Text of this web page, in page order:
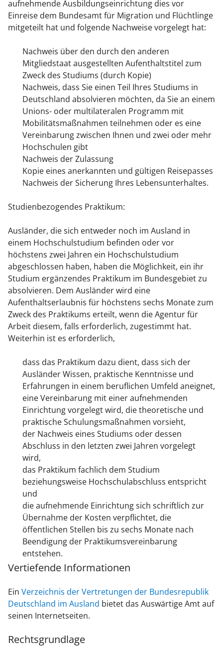
aufnehmende Ausbildungseinrichtung dies vor
Einreise dem Bundesamt für Migration und Flüchtlinge
mitgeteilt hat und folgende Nachweise vorgelegt hat:
Nachweis über den durch den anderen
Mitgliedstaat ausgestellten Aufenthaltstitel zum
Zweck des Studiums (durch Kopie)
Nachweis, dass Sie einen Teil Ihres Studiums in
Deutschland absolvieren möchten, da Sie an einem
Unions- oder multilateralen Programm mit
Mobilitätsmaßnahmen teilnehmen oder es eine
Vereinbarung zwischen Ihnen und zwei oder mehr
Hochschulen gibt
Nachweis der Zulassung
Kopie eines anerkannten und gültigen Reisepasses
Nachweis der Sicherung Ihres Lebensunterhaltes.
Studienbezogendes Praktikum:
Ausländer, die sich entweder noch im Ausland in
einem Hochschulstudium befinden oder vor
höchstens zwei Jahren ein Hochschulstudium
abgeschlossen haben, haben die Möglichkeit, ein ihr
Studium ergänzendes Praktikum im Bundesgebiet zu
absolvieren. Dem Ausländer wird eine
Aufenthaltserlaubnis für höchstens sechs Monate zum
Zweck des Praktikums erteilt, wenn die Agentur für
Arbeit diesem, falls erforderlich, zugestimmt hat.
Weiterhin ist es erforderlich,
dass das Praktikum dazu dient, dass sich der
Ausländer Wissen, praktische Kenntnisse und
Erfahrungen in einem beruflichen Umfeld aneignet,
eine Vereinbarung mit einer aufnehmenden
Einrichtung vorgelegt wird, die theoretische und
praktische Schulungsmaßnahmen vorsieht,
der Nachweis eines Studiums oder dessen
Abschluss in den letzten zwei Jahren vorgelegt
wird,
das Praktikum fachlich dem Studium
beziehungsweise Hochschulabschluss entspricht
und
die aufnehmende Einrichtung sich schriftlich zur
Übernahme der Kosten verpflichtet, die
öffentlichen Stellen bis zu sechs Monate nach
Beendigung der Praktikumsvereinbarung
entstehen.
Vertiefende Informationen
Ein Verzeichnis der Vertretungen der Bundesrepublik
Deutschland im Ausland bietet das Auswärtige Amt auf
seinen Internetseiten.
Rechtsgrundlage